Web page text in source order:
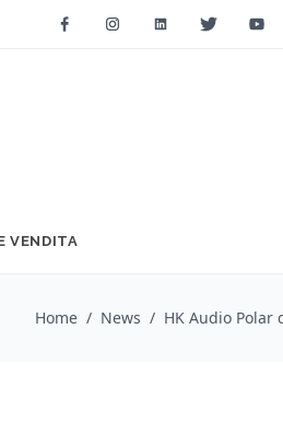
FacebookInstagramLinkedinTwitter
VENDITA
Home / News /